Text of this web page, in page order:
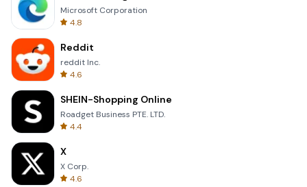
Microsoft Corporation
4.8
Reddit
reddit Inc.
4.6
SHEIN-Shopping Online
Roadget Business PTE. LTD.
4.4
X
X Corp.
4.6